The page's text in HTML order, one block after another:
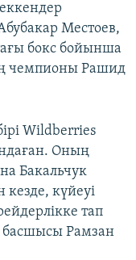
Местоев,
бокс бойынша
чемпионы Рашид
Wildberries
Оның
Бакальчук
күйеуі
тап
Рамзан